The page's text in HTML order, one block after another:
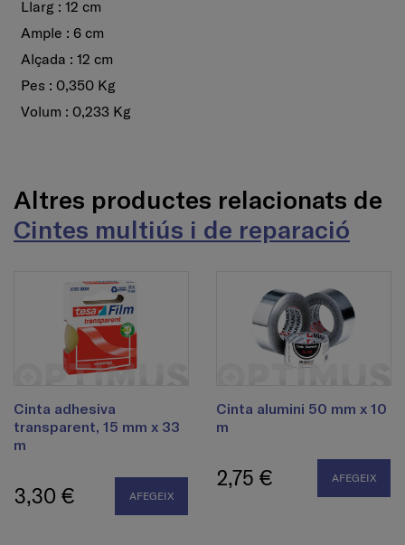
Llarg : 12 cm
Ample : 6 cm
Alçada : 12 cm
Pes : 0,350 Kg
Volum : 0,233 Kg
Altres productes relacionats de
Cintes multiús i de reparació
Cinta adhesiva
transparent, 15 mm x 33
m
3,30 € AFEGEIX
Cinta alumini 50 mm x 10
m
2,75 € AFEGEIX